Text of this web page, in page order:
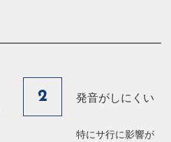
2 発音がしにくい
特にサ行に影響が